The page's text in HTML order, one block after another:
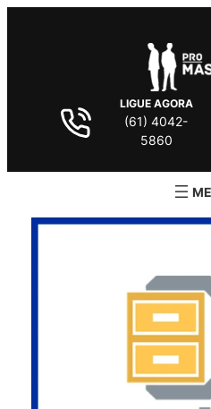
LIGUE AGORA
(61) 4042-
5860